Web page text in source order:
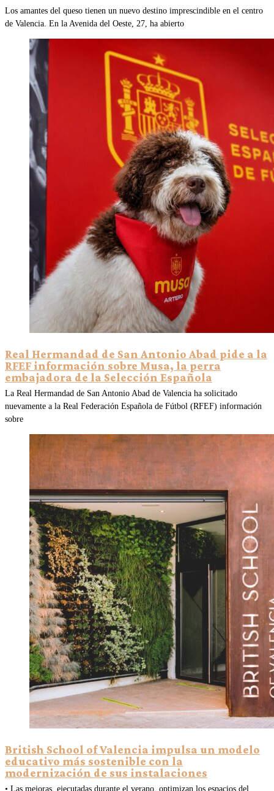
Los amantes del queso tienen un nuevo destino imprescindible en el centro
de Valencia. En la Avenida del Oeste, 27, ha abierto
Real Hermandad de San Antonio Abad pide a la
RFEF información sobre Musa, la perra
embajadora de la Selección Española
La Real Hermandad de San Antonio Abad de Valencia ha solicitado
nuevamente a la Real Federación Española de Fútbol (RFEF) información
sobre
British School of Valencia impulsa un modelo
educativo más sostenible con la
modernización de sus instalaciones
• Las mejoras, ejecutadas durante el verano, optimizan los espacios del